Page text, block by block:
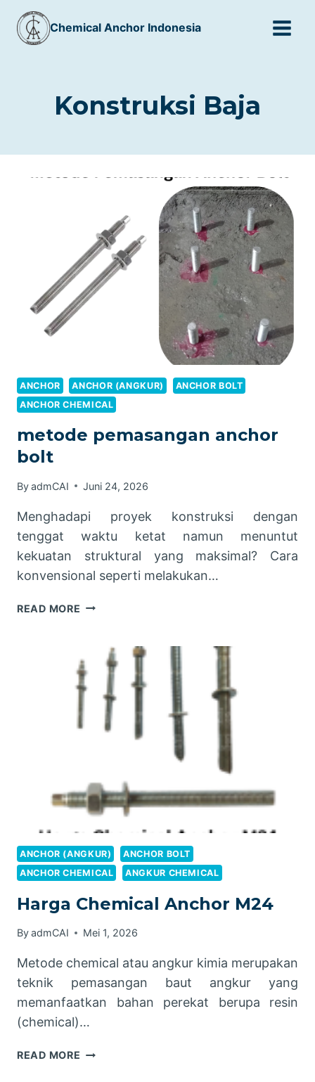
content
Chemical Anchor Indonesia
Konstruksi Baja
ANCHOR ANCHOR (ANGKUR)
ANCHOR BOLT
ANCHOR CHEMICAL
metode pemasangan anchor
bolt
ByadmCAI Juni 24, 2026
Menghadapi proyek konstruksi dengan
tenggat waktu ketat namun menuntut
kekuatan struktural yang maksimal? Cara
konvensional seperti melakukan…
READ MORE METODE
BOLT
ANCHOR (ANGKUR)
ANCHOR BOLT
ANCHOR CHEMICAL
ANGKUR CHEMICAL
Harga Chemical Anchor M24
ByadmCAI Mei 1, 2026
Metode chemical atau angkur kimia merupakan
teknik pemasangan baut angkur yang
memanfaatkan bahan perekat berupa resin
(chemical)…
READ MORE HARGA